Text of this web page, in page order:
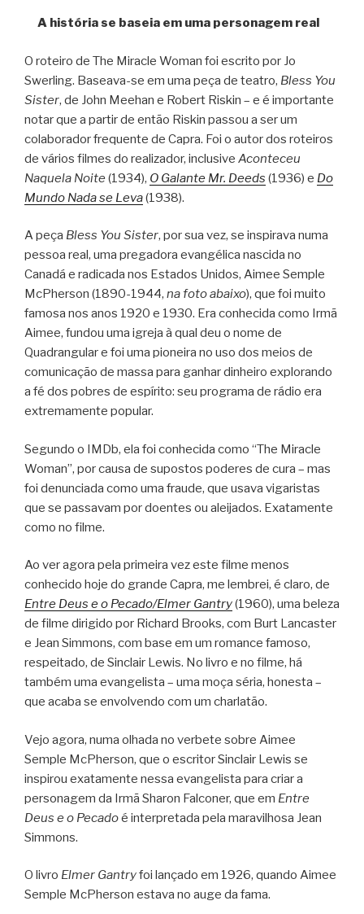
A história se baseia em uma personagem real
O roteiro de The Miracle Woman foi escrito por Jo
Swerling. Baseava-se em uma peça de teatro, Bless You
Sister, de John Meehan e Robert Riskin – e é importante
notar que a partir de então Riskin passou a ser um
colaborador frequente de Capra. Foi o autor dos roteiros
de vários filmes do realizador, inclusive Aconteceu
Naquela Noite (1934), O Galante Mr. Deeds (1936) e Do
Mundo Nada se Leva(1938).
A peça Bless You Sister, por sua vez, se inspirava numa
pessoa real, uma pregadora evangélica nascida no
Canadá e radicada nos Estados Unidos, Aimee Semple
McPherson (1890-1944, na foto abaixo), que foi muito
famosa nos anos 1920 e 1930. Era conhecida como Irmã
Aimee, fundou uma igreja à qual deu o nome de
Quadrangular e foi uma pioneira no uso dos meios de
comunicação de massa para ganhar dinheiro explorando
a fé dos pobres de espírito: seu programa de rádio era
extremamente popular.
Segundo o IMDb, ela foi conhecida como “The Miracle
Woman”, por causa de supostos poderes de cura – mas
foi denunciada como uma fraude, que usava vigaristas
que se passavam por doentes ou aleijados. Exatamente
como no filme.
Ao ver agora pela primeira vez este filme menos
conhecido hoje do grande Capra, me lembrei, é claro, de
Entre Deus e o Pecado/Elmer Gantry(1960), uma beleza
de filme dirigido por Richard Brooks, com Burt Lancaster
e Jean Simmons, com base em um romance famoso,
respeitado, de Sinclair Lewis. No livro e no filme, há
também uma evangelista – uma moça séria, honesta –
que acaba se envolvendo com um charlatão.
Vejo agora, numa olhada no verbete sobre Aimee
Semple McPherson, que o escritor Sinclair Lewis se
inspirou exatamente nessa evangelista para criar a
personagem da Irmã Sharon Falconer, que em Entre
Deus e o Pecadoé interpretada pela maravilhosa Jean
Simmons.
O livro Elmer Gantryfoi lançado em 1926, quando Aimee
Semple McPherson estava no auge da fama.